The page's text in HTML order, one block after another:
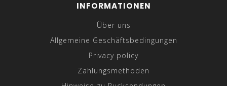
INFORMATIONEN
Über uns
Allgemeine Geschäftsbedingungen
Privacy policy
Zahlungsmethoden